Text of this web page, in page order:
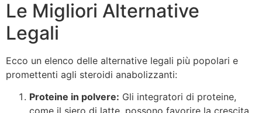
Le Migliori Alternative
Legali
Ecco un elenco delle alternative legali più popolari e
promettenti agli steroidi anabolizzanti:
Proteine in polvere: Gli integratori di proteine,